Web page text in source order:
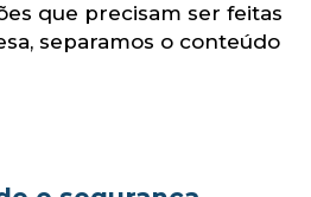
que precisam ser feitas
separamos o conteúdo